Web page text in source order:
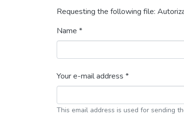
Requesting the following file:
Name *
Your e-mail address *
This email address is used for sending